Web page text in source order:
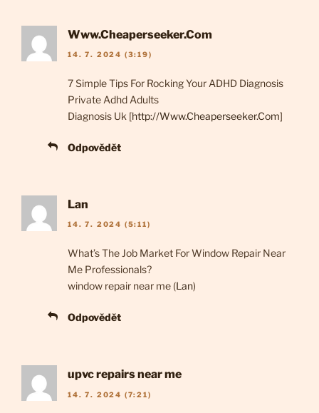
Www.Cheaperseeker.Com
14. 7. 2024 (3:19)
7 Simple Tips For Rocking Your ADHD Diagnosis
Private Adhd Adults
Diagnosis Uk [http://Www.Cheaperseeker.Com]
Odpovědět
Lan
14. 7. 2024 (5:11)
What’s The Job Market For Window Repair Near
Me Professionals?
window repair near me (Lan)
Odpovědět
upvc repairs near me
14. 7. 2024 (7:21)